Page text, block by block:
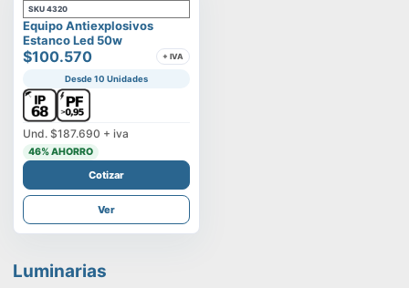
SKU 4320
Equipo Antiexplosivos
Estanco Led 50w
$100.570 + IVA
Desde 10 Unidades
Und. $187.690 + iva
46% AHORRO
Cotizar
Ver
Luminarias